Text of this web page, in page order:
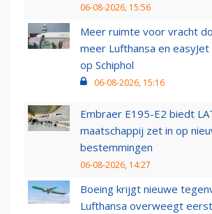
06-08-2026, 15:56
Meer ruimte voor vracht
meer Lufthansa en
op Schiphol
06-08-2026, 15:16
Embraer E195-E2 biedt
maatschappij zet in op
bestemmingen
06-08-2026, 14:27
Boeing krijgt nieuwe
Lufthansa overweegt